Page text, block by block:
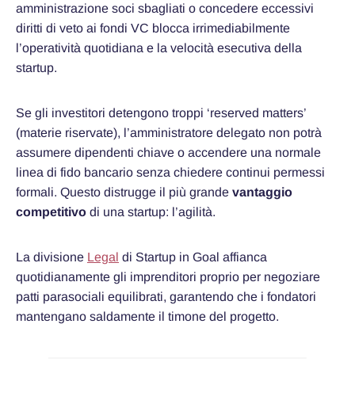
amministrazione soci sbagliati o concedere eccessivi
diritti di veto ai fondi VC blocca irrimediabilmente
l’operatività quotidiana e la velocità esecutiva della
startup.
Se gli investitori detengono troppi ‘reserved matters’
(materie riservate), l’amministratore delegato non potrà
assumere dipendenti chiave o accendere una normale
linea di fido bancario senza chiedere continui permessi
formali. Questo distrugge il più grande vantaggio
competitivo di una startup: l’agilità.
La divisione Legal di Startup in Goal affianca
quotidianamente gli imprenditori proprio per negoziare
patti parasociali equilibrati, garantendo che i fondatori
mantengano saldamente il timone del progetto.